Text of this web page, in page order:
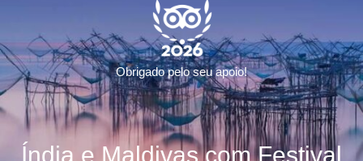
Índia e Maldivas com Festival
Obrigado pelo seu apoio!